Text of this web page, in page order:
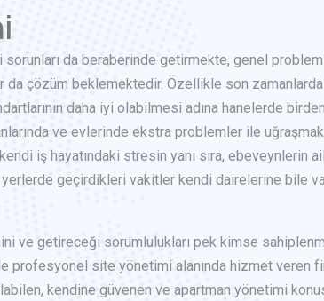
da beraberinde getirmekte, genel
çözüm beklemektedir. Özellikle son
daha iyi olabilmesi adına hanelerde
ve evlerinde ekstra problemler ile
iş hayatındaki stresin yanı sıra, ebeveynlerin
geçirdikleri vakitler kendi dairelerine bile
ve getireceği sorumlulukları pek kimse
profesyonel site yönetimi alanında hizmet veren
kendine güvenen ve apartman yönetimi